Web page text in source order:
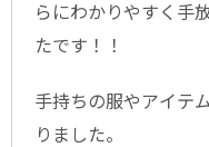
らにわかりやすく手
たです！！
手持ちの服やアイテ
りました。